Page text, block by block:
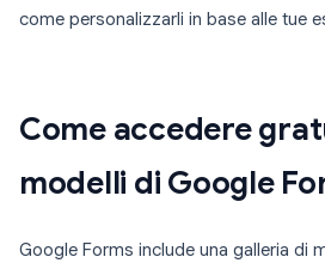
come personalizzarli in base alle tue
Come accedere
modelli di Google
Google Forms include una galleria di